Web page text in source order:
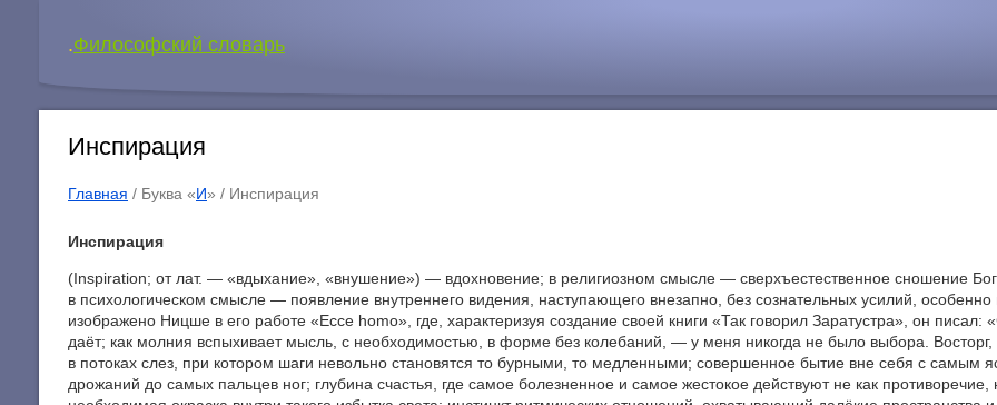
.Философский словарь
Инспирация
Главная / Буква «И» / Инспирация
Инспирация
(Inspiration; от лат. — «вдыхание», «внушение») — вдохновение; в религиозном смысле — сверхъестественное сношение
в психологическом смысле — появление внутреннего видения, наступающего внезапно, без сознательных усилий, особенно
изображено Ницше в его работе «Ессе homo», где, характеризуя создание своей книги «Так говорил Заратустра», он
даёт; как молния вспыхивает мысль, с необходимостью, в форме без колебаний, — у меня никогда не было выбора.
в потоках слез, при котором шаги невольно становятся то бурными, то медленными; совершенное бытие вне себя с самым
дрожаний до самых пальцев ног; глубина счастья, где самое болезненное и самое жестокое действуют не как